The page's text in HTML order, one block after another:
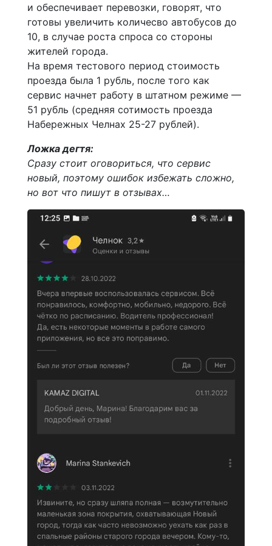
и обеспечивает перевозки, говорят, что
готовы увеличить количесво автобусов до
10, в случае роста спроса со стороны
жителей города.
На время тестового период стоимость
проезда была 1 рубль, после того как
сервис начнет работу в штатном режиме —
51 рубль (средняя сотимость проезда
Набережных Челнах 25-27 рублей).
Ложка дегтя:
Сразу стоит оговориться, что сервис
новый, поэтому ошибок избежать сложно,
но вот что пишут в отзывах…